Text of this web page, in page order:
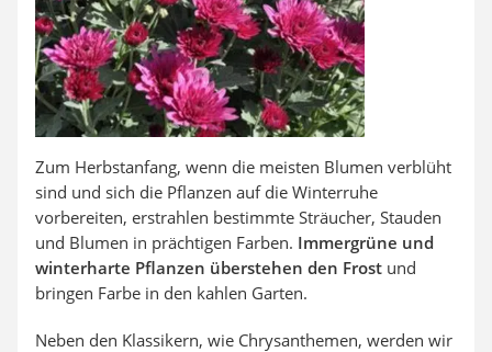
Zum Herbstanfang, wenn die meisten Blumen verblüht
sind und sich die Pflanzen auf die Winterruhe
vorbereiten, erstrahlen bestimmte Sträucher, Stauden
und Blumen in prächtigen Farben. Immergrüne und
winterharte Pflanzen überstehen den Frost und
bringen Farbe in den kahlen Garten.
Neben den Klassikern, wie Chrysanthemen, werden wir